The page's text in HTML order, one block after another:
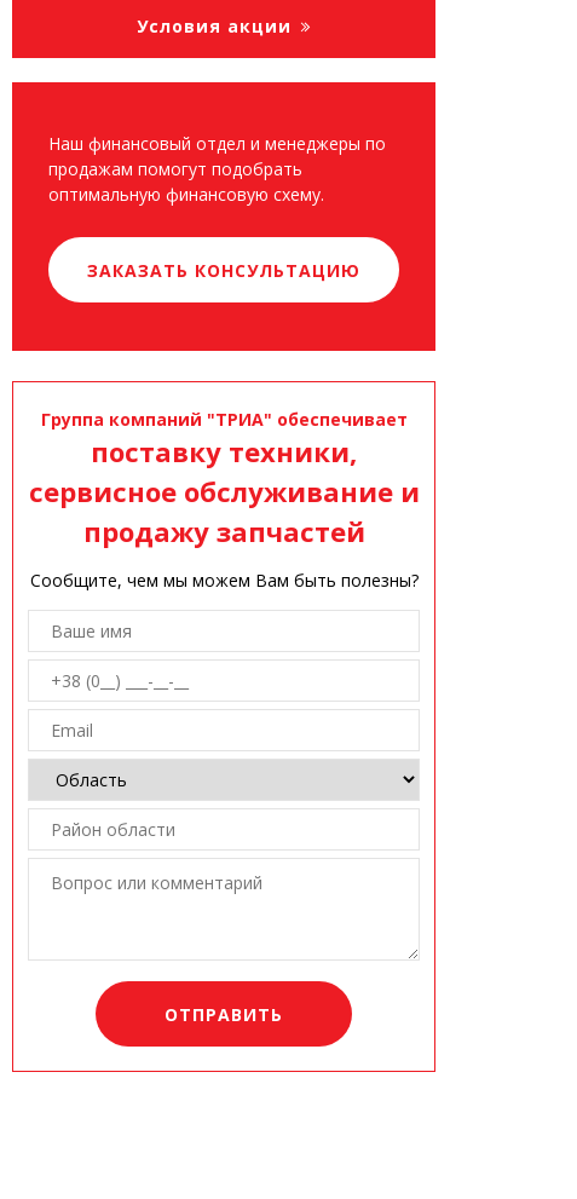
Условия акции
Наш финансовый отдел и менеджеры по
продажам помогут подобрать
оптимальную финансовую схему.
ЗАКАЗАТЬ КОНСУЛЬТАЦИЮ
Группа компаний "ТРИА" обеспечивает
поставку техники,
сервисное обслуживание и
продажу запчастей
Сообщите, чем мы можем Вам быть полезны?